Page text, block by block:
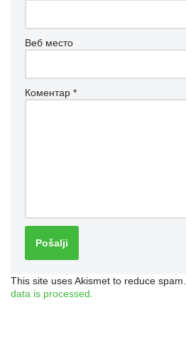
Веб место
Коментар *
This site uses Akismet to reduce spam.
data is processed.